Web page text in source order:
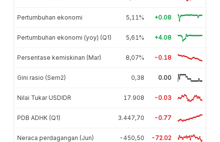
Pertumbuhan ekonomi 5,11% +0.08
Pertumbuhan ekonomi (yoy) (Q1) 5,61% +4.08
Persentase kemiskinan (Mar) 8,07% -0.18
Gini rasio (Sem2) 0,38 0.00
Nilai Tukar USDIDR 17.908 -0.03
PDB ADHK (Q1) 3.447,70 -0.77
Neraca perdagangan (Jun) -450,50 -72.02